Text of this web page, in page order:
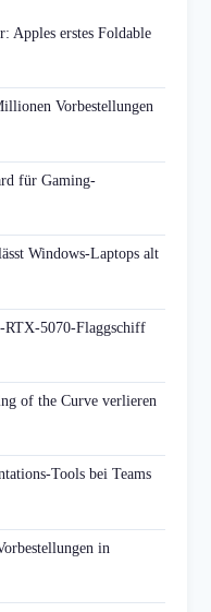
Apples erstes Foldable
Vorbestellungen
für Gaming-
Windows-Laptops alt
5070-Flaggschiff
of the Curve verlieren
Tools bei Teams
in